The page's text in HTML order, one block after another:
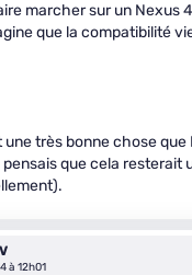
marcher sur un Nexus
que la compatibilité
une très bonne chose que
que cela resterait
à 12h01